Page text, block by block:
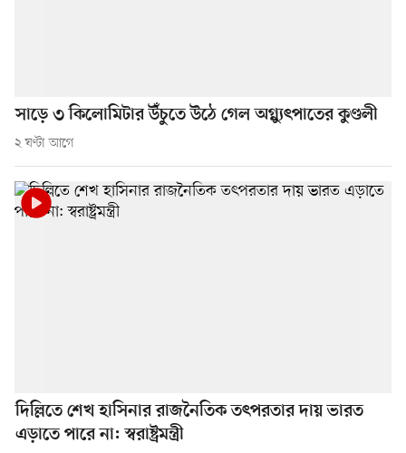
সাড়ে ৩ কিলোমিটার উঁচুতে উঠে গেল অগ্ন্যুৎপাতের কুণ্ডলী
২ ঘণ্টা আগে
দিল্লিতে শেখ হাসিনার রাজনৈতিক তৎপরতার দায় ভারত
এড়াতে পারে না: স্বরাষ্ট্রমন্ত্রী